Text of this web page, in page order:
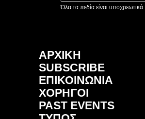
Όλα τα πεδία είναι υποχρεωτικά.
ΑΡΧΙΚΗ
SUBSCRIBE
ΕΠΙΚΟΙΝΩΝΙΑ
ΧΟΡΗΓΟΙ
PAST EVENTS